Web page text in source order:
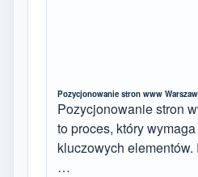
Pozycjonowanie stron www
Pozycjonowanie stron
to proces, który
kluczowych
…